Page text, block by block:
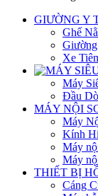
GIƯỜNG Y
Ghế
Xe
Máy
Đầu
MÁY NỘI
Máy
Kính
Máy
Máy
THIẾT BỊ
Cáng